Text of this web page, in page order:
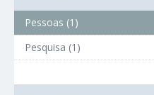
Pessoas (1)
Pesquisa (1)